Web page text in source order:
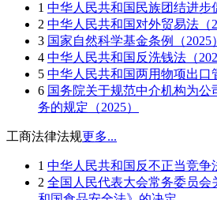
1 中华人民共和国民族团结进步
2 中华人民共和国对外贸易法（
3 国家自然科学基金条例（2025）
4 中华人民共和国反洗钱法（
5 中华人民共和国两用物项出口
6 国务院关于规范中介机构为公
务的规定（2025）
工商法律法规更多...
1 中华人民共和国反不正当竞争
2 全国人民代表大会常务委员会